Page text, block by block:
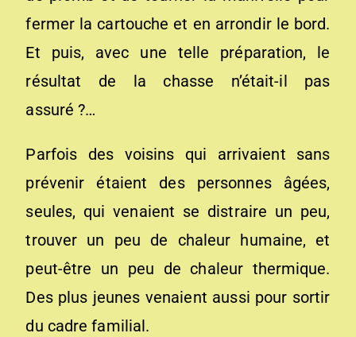
fermer la cartouche et en arrondir le bord.
Et puis, avec une telle préparation, le
résultat de la chasse n’était-il pas
assuré ?…
Parfois des voisins qui arrivaient sans
prévenir étaient des personnes âgées,
seules, qui venaient se distraire un peu,
trouver un peu de chaleur humaine, et
peut-être un peu de chaleur thermique.
Des plus jeunes venaient aussi pour sortir
du cadre familial.